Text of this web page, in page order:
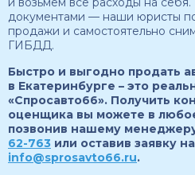
документами — наши юристы
продажи и самостоятельно
ГИБДД.
Быстро и выгодно продать
в Екатеринбурге – это
«Спросавто66». Получить
оценщика вы можете в
позвонив нашему
62-763 или оставив заявку
info@sprosavto66.ru.